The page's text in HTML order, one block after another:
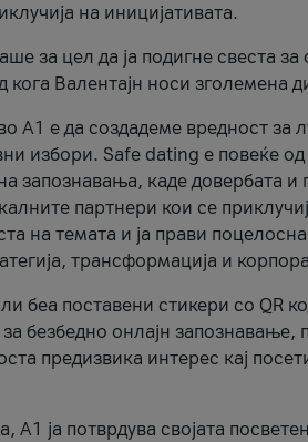
на иницијативата.
за цел да ја подигне свеста
кога Валентајн носи зголемена
А1 е да создадеме вредност за
избори. Safe dating е повеќе
запознавања, каде довербата
партнери кои се
на темата и ја прави
трансформација и
беа поставени стикери со QR
безбедно онлајн
предизвика интерес кај
А1 ја потврдува својата